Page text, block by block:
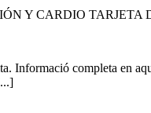
Y CARDIO TARJETA
Informació completa en